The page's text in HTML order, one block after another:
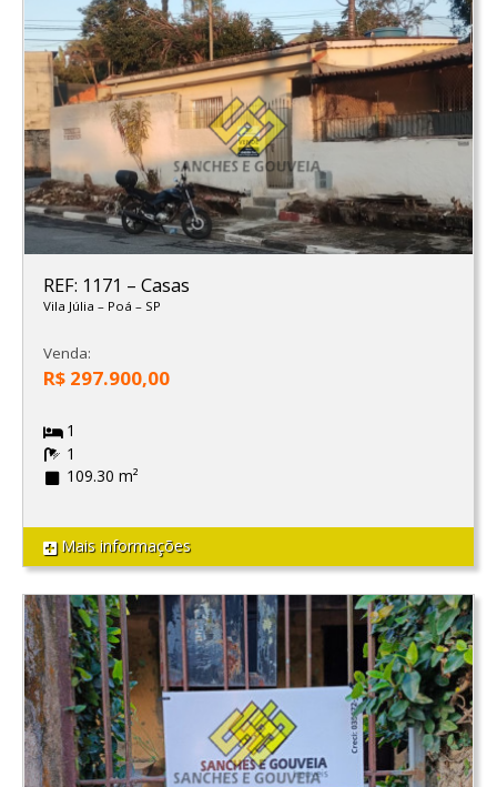
REF: 1171 – Casas
Vila Júlia – Poá – SP
Venda:
R$ 297.900,00
1
1
109.30 m²
Mais informações